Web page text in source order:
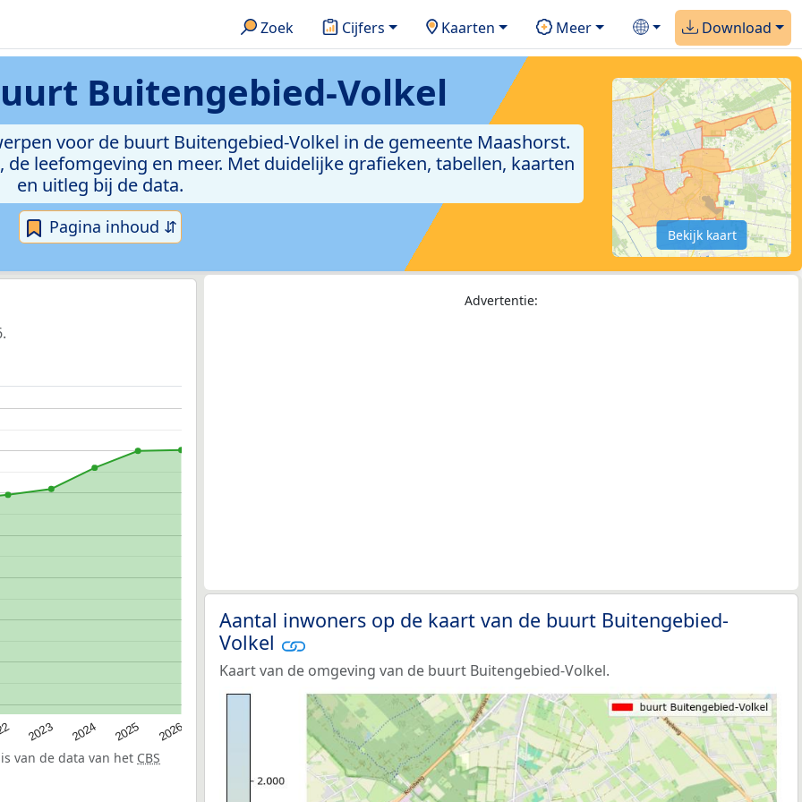
Zoek Cijfers Kaarten Meer Download
Buitengebied-Volkel
voor de buurt Buitengebied-Volkel in de gemeente Maashorst.
leefomgeving en meer. Met duidelijke grafieken, tabellen, kaarten
en uitleg bij de data.
Pagina inhoud ⇵ Bekijk kaart
2023 2024 2025 2026
van de data van het CBS
Advertentie:
Aantal inwoners op de kaart van de buurt Buitengebied-
Volkel
Kaart van de omgeving van de buurt Buitengebied-Volkel.